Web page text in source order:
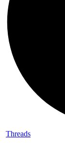
Threads